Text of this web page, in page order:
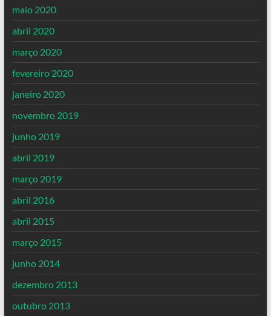
maio 2020
abril 2020
março 2020
fevereiro 2020
janeiro 2020
novembro 2019
junho 2019
abril 2019
março 2019
abril 2016
abril 2015
março 2015
junho 2014
dezembro 2013
outubro 2013